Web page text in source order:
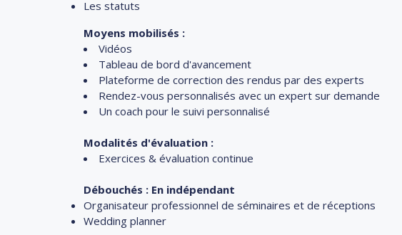
Les statuts
Moyens mobilisés :
Vidéos
Tableau de bord d'avancement
Plateforme de correction des rendus par des experts
Rendez-vous personnalisés avec un expert sur demande
Un coach pour le suivi personnalisé
Modalités d'évaluation :
Exercices & évaluation continue
Débouchés : En indépendant
Organisateur professionnel de séminaires et de réceptions
Wedding planner